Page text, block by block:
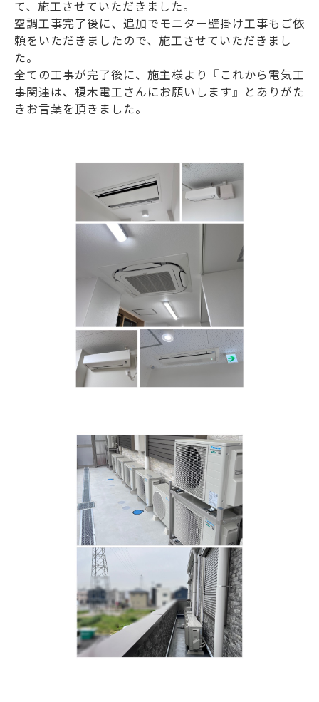
て、施工させていただきました。
空調工事完了後に、追加でモニター壁掛け工事もご依
頼をいただきましたので、施工させていただきまし
た。
全ての工事が完了後に、施主様より『これから電気工
事関連は、榎木電工さんにお願いします』とありがた
きお言葉を頂きました。